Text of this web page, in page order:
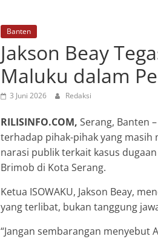
Banten
Jakson Beay
Maluku dalam
3 Juni 2026 Redaksi
RILISINFO.COM, Serang, Banten
terhadap pihak-pihak yang masih
narasi publik terkait kasus
Brimob di Kota Serang.
Ketua ISOWAKU, Jakson Beay,
yang terlibat, bukan tanggung
“Jangan sembarangan menyebut